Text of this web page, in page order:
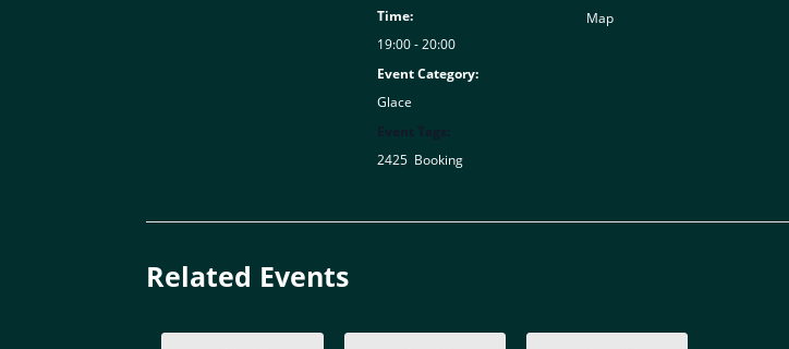
Time:
19:00 - 20:00
Event Category:
Glace
2425 Booking
Map
Related Events